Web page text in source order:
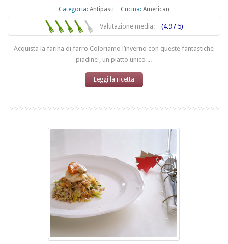
Categoria: Antipasti Cucina: American
Valutazione media: (4.9 / 5)
Acquista la farina di farro Coloriamo l’inverno con queste fantastiche
piadine , un piatto unico ...
Leggi la ricetta